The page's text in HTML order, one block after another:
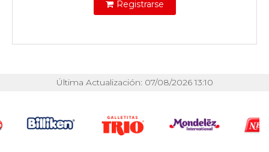
Registrarse
Última Actualización: 07/08/2026 13:10